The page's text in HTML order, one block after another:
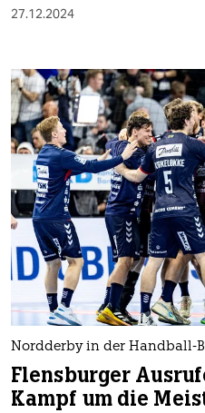
27.12.2024
Nordderby in der Handball-
Flensburger
Kampf um die